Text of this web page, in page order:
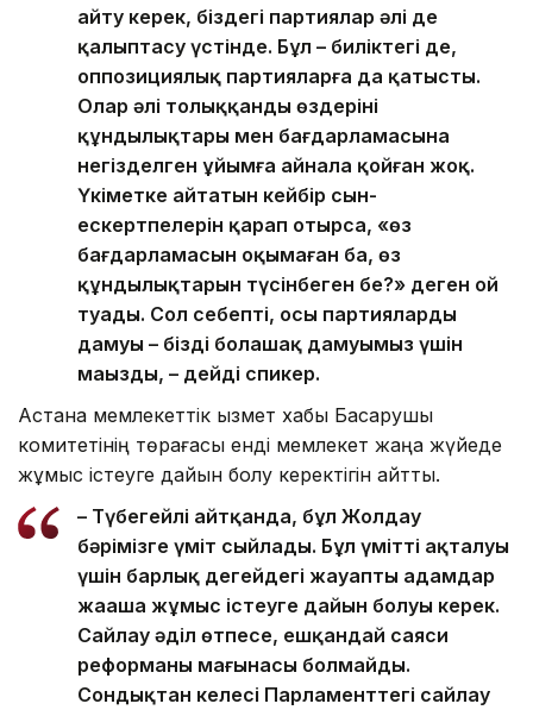
айту керек, біздегі партиялар әлі де
қалыптасу үстінде. Бұл – биліктегі де,
оппозициялық партияларға да қатысты.
Олар әлі толыққанды өздерінің
құндылықтары мен бағдарламасына
негізделген ұйымға айнала қойған жоқ.
Үкіметке айтатын кейбір сын-
ескертпелерін қарап отырсаң, «өз
бағдарламасын оқымаған ба, өз
құндылықтарын түсінбеген бе?» деген ой
туады. Сол себепті, осы партиялардың
дамуы – біздің болашақ дамуымыз үшін
маңызды, – дейді спикер.
Астана мемлекеттік қызмет хабы Басқарушы
комитетінің төрағасы енді мемлекет жаңа жүйеде
жұмыс істеуге дайын болу керектігін айтты.
– Түбегейлі айтқанда, бұл Жолдау
бәрімізге үміт сыйлады. Бұл үміттің ақталуы
үшін барлық деңгейдегі жауапты адамдар
жаңаша жұмыс істеуге дайын болуы керек.
Сайлау әділ өтпесе, ешқандай саяси
реформаның мағынасы болмайды.
Сондықтан келесі Парламенттегі сайлау